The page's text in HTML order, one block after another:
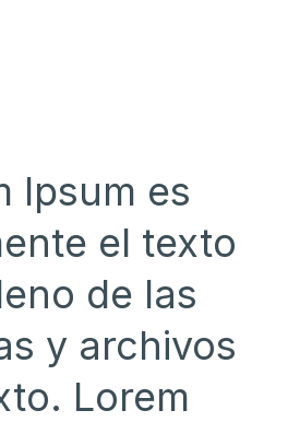
Ipsum es
el texto
de las
y archivos
Lorem